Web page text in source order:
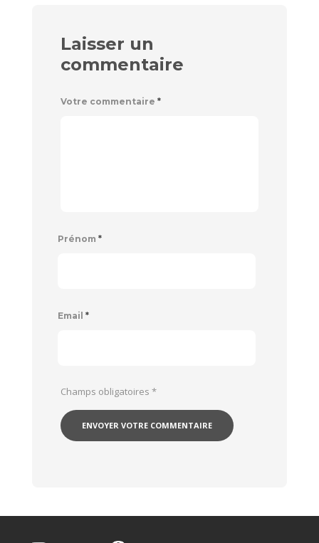
Laisser un
commentaire
Votre commentaire *
Prénom *
Email *
Champs obligatoires *